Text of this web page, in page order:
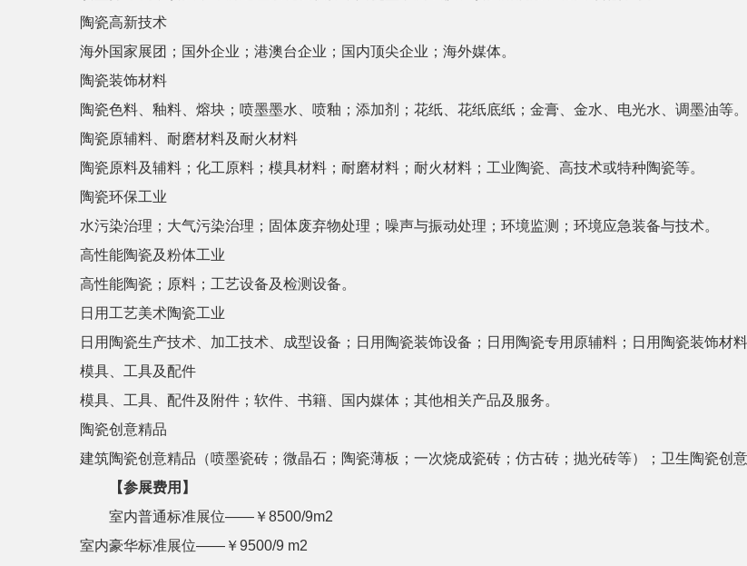
陶瓷高新技术
海外国家展团；国外企业；港澳台企业；国内顶尖企业；海外媒体。
陶瓷装饰材料
陶瓷色料、釉料、熔块；喷墨墨水、喷釉；添加剂；花纸、花纸底纸；金膏、金水、电光水、调墨油等。
陶瓷原辅料、耐磨材料及耐火材料
陶瓷原料及辅料；化工原料；模具材料；耐磨材料；耐火材料；工业陶瓷、高技术或特种陶瓷等。
陶瓷环保工业
水污染治理；大气污染治理；固体废弃物处理；噪声与振动处理；环境监测；环境应急装备与技术。
高性能陶瓷及粉体工业
高性能陶瓷；原料；工艺设备及检测设备。
日用工艺美术陶瓷工业
日用陶瓷生产技术、加工技术、成型设备；日用陶瓷装饰设备；日用陶瓷专用原辅料；日用陶瓷装饰材料
模具、工具及配件
模具、工具、配件及附件；软件、书籍、国内媒体；其他相关产品及服务。
陶瓷创意精品
建筑陶瓷创意精品（喷墨瓷砖；微晶石；陶瓷薄板；一次烧成瓷砖；仿古砖；抛光砖等）；卫生陶瓷创
【参展费用】
室内普通标准展位——￥8500/9m2
室内豪华标准展位——￥9500/9 m2